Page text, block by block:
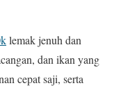
lemak jenuh dan
dan ikan yang
cepat saji, serta